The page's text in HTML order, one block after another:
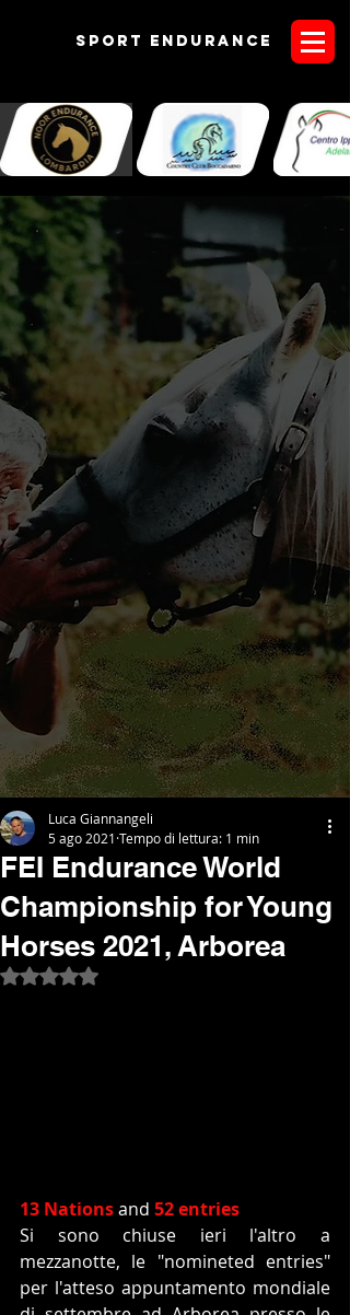
Sport endurANCE
FEI Endurance World
Championship for Young
Horses 2021, Arborea
Luca Giannangeli
5 ago 2021 Tempo di lettura: 1 min
Valutazione NaN stelle su 5.
13 Nations and 52 entries
Si sono chiuse ieri l'altro a
mezzanotte, le "nomineted entries"
per l'atteso appuntamento mondiale